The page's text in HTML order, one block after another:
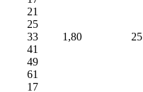
21
25
33
41
49
61
1,80 25
17